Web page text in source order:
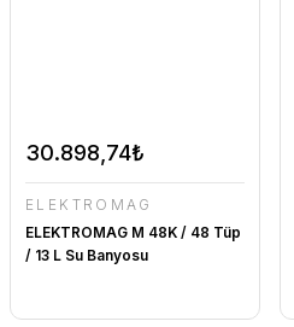
30.898,74₺
ELEKTROMAG
ELEKTROMAG M 48K / 48 Tüp
/ 13 L Su Banyosu